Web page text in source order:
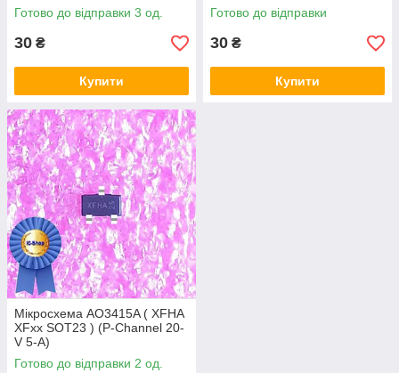
Готово до відправки 3 од.
30 ₴
Купити
Готово до відправки
30 ₴
Купити
Мікросхема AO3415A ( XFHA
XFxx SOT23 ) (P-Channel 20-
V 5-A)
Готово до відправки 2 од.